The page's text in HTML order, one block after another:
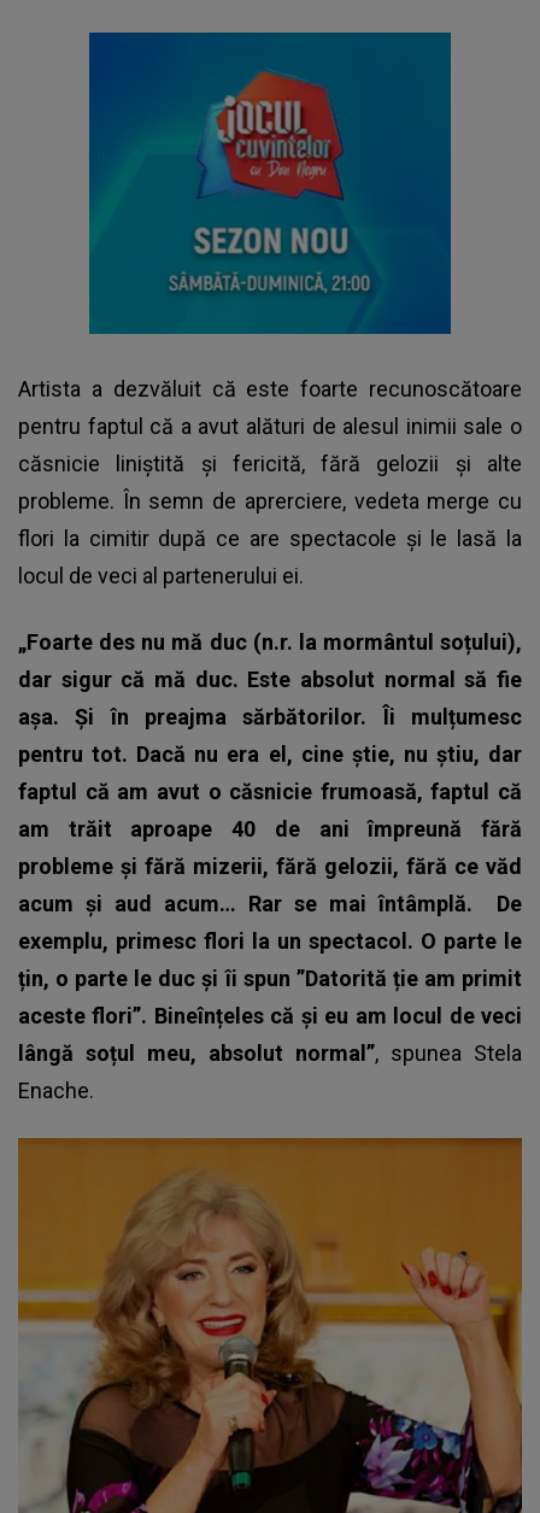
Artista a dezvăluit că este foarte recunoscătoare
pentru faptul că a avut alături de alesul inimii sale o
căsnicie liniștită și fericită, fără gelozii și alte
probleme. În semn de aprerciere, vedeta merge cu
flori la cimitir după ce are spectacole și le lasă la
locul de veci al partenerului ei.
„Foarte des nu mă duc (n.r. la mormântul soțului),
dar sigur că mă duc. Este absolut normal să fie
așa. Și în preajma sărbătorilor. Îi mulțumesc
pentru tot. Dacă nu era el, cine știe, nu știu, dar
faptul că am avut o căsnicie frumoasă, faptul că
am trăit aproape 40 de ani împreună fără
probleme și fără mizerii, fără gelozii, fără ce văd
acum și aud acum… Rar se mai întâmplă. De
exemplu, primesc flori la un spectacol. O parte le
țin, o parte le duc și îi spun ”Datorită ție am primit
aceste flori”. Bineînțeles că și eu am locul de veci
lângă soțul meu, absolut normal”, spunea Stela
Enache.